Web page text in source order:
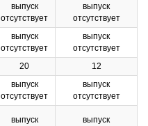
выпуск
отсутствует
выпуск
отсутствует
выпуск
отсутствует
выпуск
отсутствует
20 12
выпуск
отсутствует
выпуск
отсутствует
выпуск
выпуск